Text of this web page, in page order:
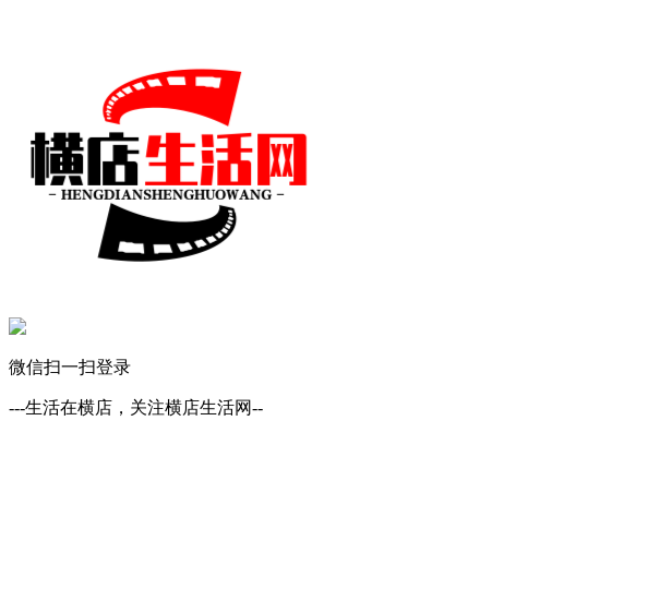
微信扫一扫登录
---生活在横店，关注横店生活网--